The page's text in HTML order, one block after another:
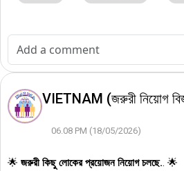
VIETNAM (জরুরী নিয়োগ
06.08 PM (18/05/2026)
🌟 জরুরী কিছু লোকের প্রয়োজন নিয়োগ চলছে.. 🌟